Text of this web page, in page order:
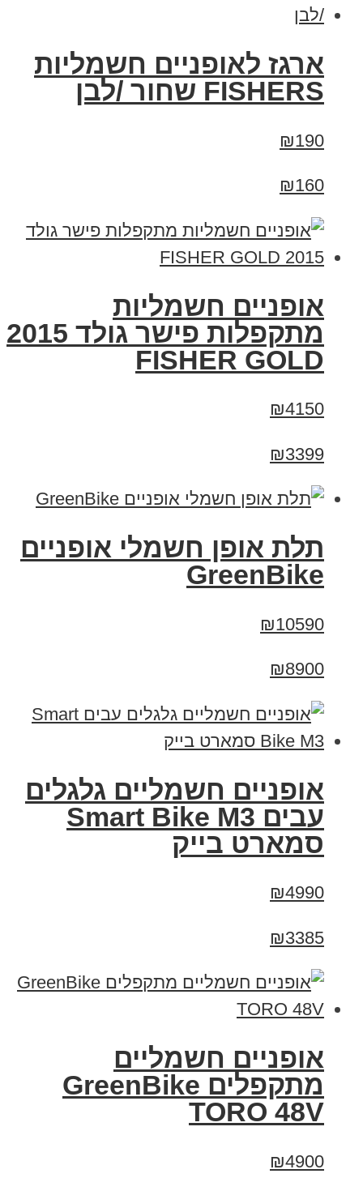
ארגז לאופניים חשמליות
FISHERS שחור /לבן
₪190
₪160
אופניים חשמליות
מתקפלות פישר גולד 2015
FISHER GOLD
₪4150
₪3399
תלת אופן חשמלי אופניים
GreenBike
₪10590
₪8900
אופניים חשמליים גלגלים
עבים Smart Bike M3
סמארט בייק
₪4990
₪3385
אופניים חשמליים
מתקפלים GreenBike
TORO 48V
₪4900